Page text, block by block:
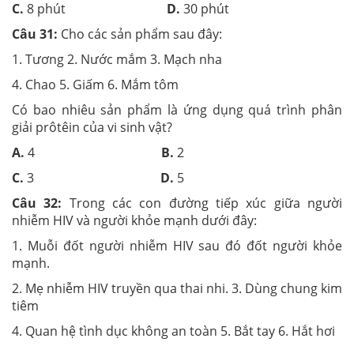
C. 8 phút D. 30 phút
Câu 31: Cho các sản phẩm sau đây:
1. Tương 2. Nước mắm 3. Mạch nha
4. Chao 5. Giấm 6. Mắm tôm
Có bao nhiêu sản phẩm là ứng dụng quá trình phân
giải prôtêin của vi sinh vật?
A. 4 B. 2
C. 3 D. 5
Câu 32: Trong các con đường tiếp xúc giữa người
nhiễm HIV và người khỏe mạnh dưới đây:
1. Muỗi đốt người nhiễm HIV sau đó đốt người khỏe
mạnh.
2. Mẹ nhiễm HIV truyền qua thai nhi. 3. Dùng chung kim
tiêm
4. Quan hệ tình dục không an toàn 5. Bắt tay 6. Hắt hơi